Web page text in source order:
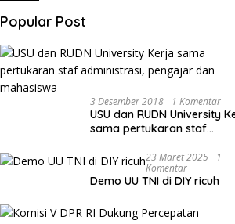
Popular Post
3 Desember 2018 1 Komentar
USU dan RUDN University
sama pertukaran staf
mahasiswa23 Maret 2025
1
Komentar
Demo UU TNI di DIY ricuh